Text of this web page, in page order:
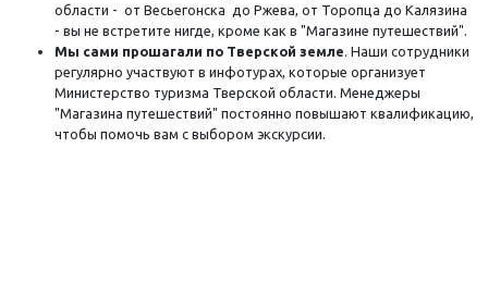
области - от Весьегонска до Ржева, от Торопца до Калязина
- вы не встретите нигде, кроме как в "Магазине путешествий".
Мы сами прошагали по Тверской земле . Наши сотрудники
регулярно участвуют в инфотурах, которые организует
Министерство туризма Тверской области. Менеджеры
"Магазина путешествий" постоянно повышают квалификацию,
чтобы помочь вам с выбором экскурсии.